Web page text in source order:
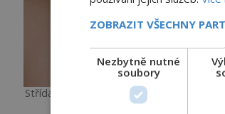
Střídání časovým pásem dokáže člověku
dní.
ZOBRAZIT VŠECHNY
Nezbytně nutné
soubory